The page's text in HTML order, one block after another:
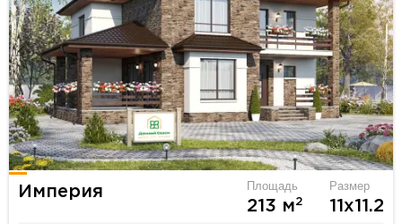
Империя Площадь
213 м2
Размер
11х11.2